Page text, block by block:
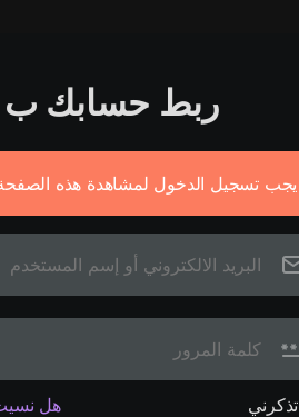
ربط حسابك ب
يجب تسجيل الدخول لمشاهدة هذه
تذكرني هل